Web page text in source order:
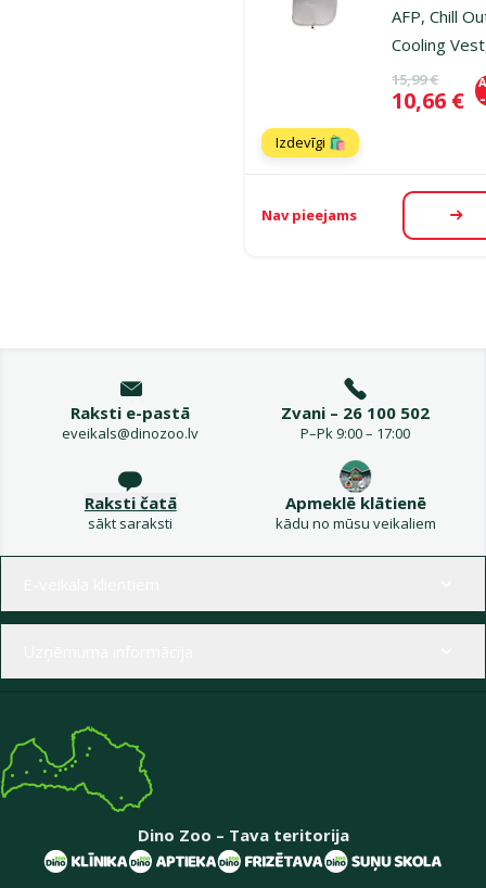
AFP, Chill
Cooling
Oriģinālā
15,99 €
Cena
10,66 €
Izdevīgi 🛍️
Nav pieejams
Raksti e-pastā
eveikals@dinozoo.lv
Zvani – 26 100 502
P–Pk 9:00 – 17:00
Raksti čatā
sākt saraksti
Apmeklē klātienē
kādu no mūsu veikaliem
Dino Zoo – Tava teritorija